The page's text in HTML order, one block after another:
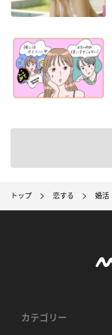
トップ 恋する 婚活
カテゴリー